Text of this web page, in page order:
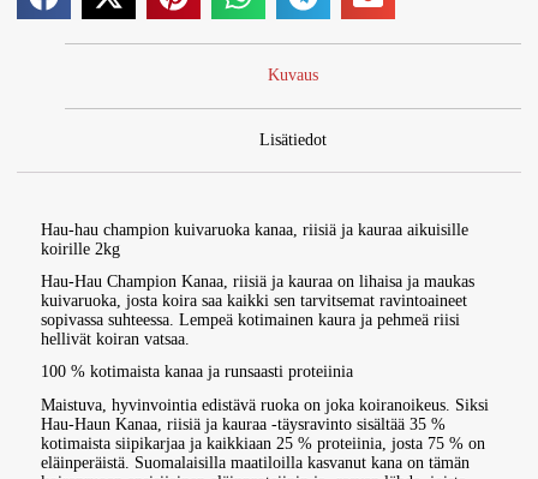
Kuvaus
Lisätiedot
Hau-hau champion kuivaruoka kanaa, riisiä ja kauraa aikuisille
koirille 2kg
Hau-Hau Champion Kanaa, riisiä ja kauraa on lihaisa ja maukas
kuivaruoka, josta koira saa kaikki sen tarvitsemat ravintoaineet
sopivassa suhteessa. Lempeä kotimainen kaura ja pehmeä riisi
hellivät koiran vatsaa.
100 % kotimaista kanaa ja runsaasti proteiinia
Maistuva, hyvinvointia edistävä ruoka on joka koiranoikeus. Siksi
Hau-Haun Kanaa, riisiä ja kauraa -täysravinto sisältää 35 %
kotimaista siipikarjaa ja kaikkiaan 25 % proteiinia, josta 75 % on
eläinperäistä. Suomalaisilla maatiloilla kasvanut kana on tämän